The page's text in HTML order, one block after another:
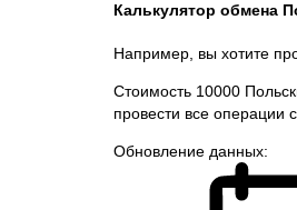
Калькулятор обмена
Например, вы хотите
Стоимость 10000
провести все операции
Обновление данных: